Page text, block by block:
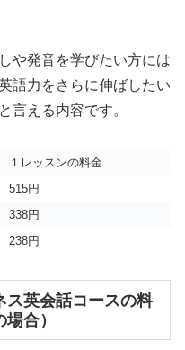
や発音を学びたい方には
語力をさらに伸ばしたい
言える内容です。
１レッスンの料金
515円
338円
238円
ス英会話コースの料
合）